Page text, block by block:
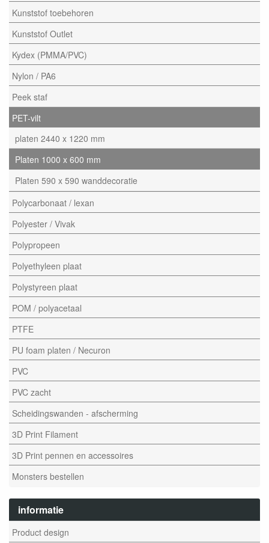
Kunststof toebehoren
Kunststof Outlet
Kydex (PMMA/PVC)
Nylon / PA6
Peek staf
PET-vilt
platen 2440 x 1220 mm
Platen 1000 x 600 mm
Platen 590 x 590 wanddecoratie
Polycarbonaat / lexan
Polyester / Vivak
Polypropeen
Polyethyleen plaat
Polystyreen plaat
POM / polyacetaal
PTFE
PU foam platen / Necuron
PVC
PVC zacht
Scheidingswanden - afscherming
3D Print Filament
3D Print pennen en accessoires
Monsters bestellen
informatie
Product design